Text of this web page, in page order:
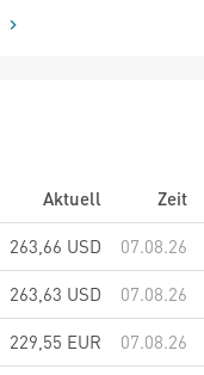
Aktuell
Zeit
263,66 USD
07.08.26
263,63 USD
07.08.26
229,55 EUR
07.08.26